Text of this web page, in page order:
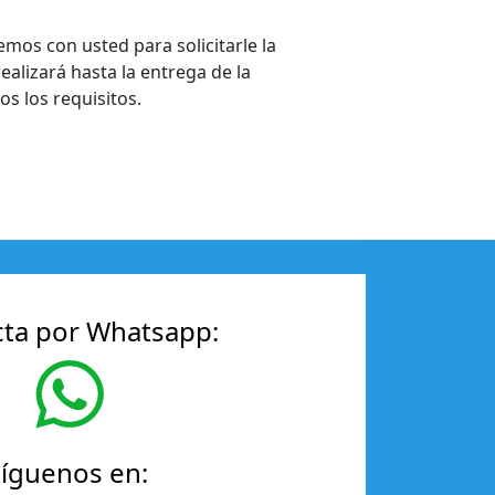
con usted para solicitarle la
hasta la entrega de la
los requisitos.
por Whatsapp:
en: